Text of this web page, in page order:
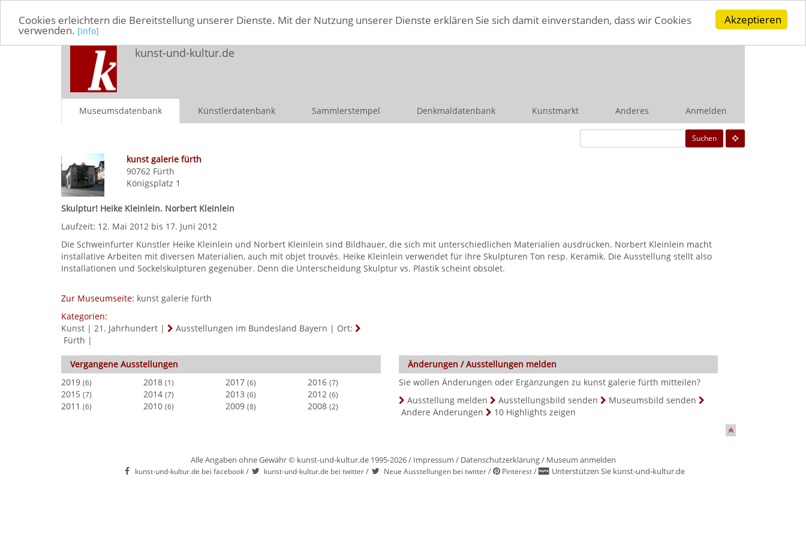
Akzeptieren
Cookies erleichtern die Bereitstellung unserer Dienste. Mit der Nutzung unserer Dienste erklären Sie sich damit einverstanden, dass wir Cookies
verwenden. [Info]
kunst-und-kultur.de
Museumsdatenbank Künstlerdatenbank Sammlerstempel Denkmaldatenbank Kunstmarkt Anderes Anmelden
Suchen
kunst galerie fürth
90762 Fürth
Königsplatz 1
Skulptur! Heike Kleinlein. Norbert Kleinlein
Laufzeit: 12. Mai 2012 bis 17. Juni 2012
Die Schweinfurter Künstler Heike Kleinlein und Norbert Kleinlein sind Bildhauer, die sich mit unterschiedlichen Materialien ausdrücken. Norbert Kleinlein macht
installative Arbeiten mit diversen Materialien, auch mit objet trouvés. Heike Kleinlein verwendet für ihre Skulpturen Ton resp. Keramik. Die Ausstellung stellt also
Installationen und Sockelskulpturen gegenüber. Denn die Unterscheidung Skulptur vs. Plastik scheint obsolet.
Zur Museumseite: kunst galerie fürth
Kategorien:
Kunst | 21. Jahrhundert | Ausstellungen im Bundesland Bayern | Ort:
Fürth |
Vergangene Ausstellungen
2019 (6) 2018 (1) 2017 (6) 2016 (7)
2015 (7) 2014 (7) 2013 (6) 2012 (6)
2011 (6) 2010 (6) 2009 (8) 2008 (2)
Änderungen / Ausstellungen melden
Sie wollen Änderungen oder Ergänzungen zu kunst galerie fürth mitteilen?
Ausstellung melden
Ausstellungsbild senden
Museumsbild senden
Andere Änderungen
10 Highlights zeigen
Alle Angaben ohne Gewähr © kunst-und-kultur.de 1995-2026 / Impressum / Datenschutzerklärung/ Museum anmelden
kunst-und-kultur.de bei facebook/ kunst-und-kultur.de bei twitter/ Neue Ausstellungen bei twitter/ Pinterest/ Unterstützen Sie kunst-und-kultur.de